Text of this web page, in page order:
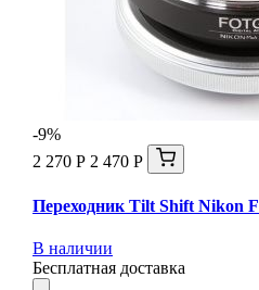
-9%
2 270 Р 2 470 Р
Переходник Tilt Shift Nikon
В наличии
Бесплатная доставка